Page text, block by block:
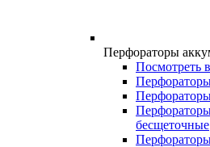
Перфораторы
Посмотреть
бесщеточные